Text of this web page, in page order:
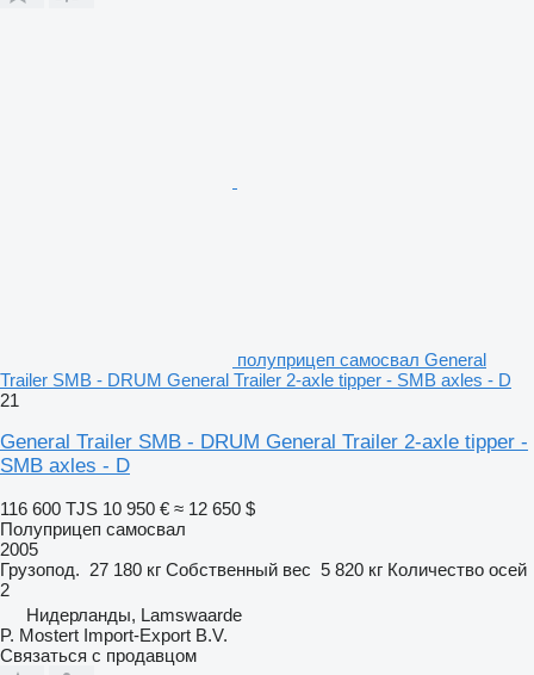
полуприцеп самосвал General
Trailer SMB - DRUM General Trailer 2-axle tipper - SMB axles - D
21
General Trailer SMB - DRUM General Trailer 2-axle tipper -
SMB axles - D
116 600 TJS 10 950 € ≈ 12 650 $
Полуприцеп самосвал
2005
Грузопод. 27 180 кг Собственный вес 5 820 кг Количество осей
2
Нидерланды, Lamswaarde
P. Mostert Import-Export B.V.
Связаться с продавцом